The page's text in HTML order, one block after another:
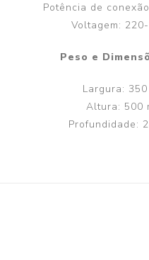
Potência de
Voltagem:
Peso e
Largura: 350
Altura: 500
Profundidade: